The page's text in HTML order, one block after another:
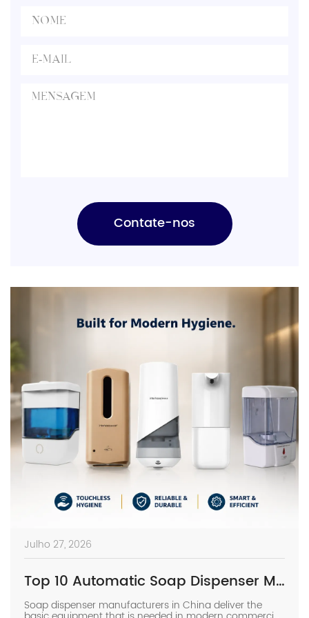
Contate-nos
Julho 27, 2026
Top 10 Automatic Soap Dispenser Manufacturers in China
Soap dispenser manufacturers in China deliver the